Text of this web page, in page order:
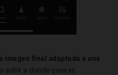
la imagen final adaptada a una
subir a donde quieras.